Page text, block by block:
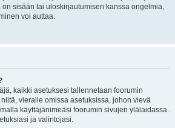
on sisään tai uloskirjautumisen kanssa ongelmia,
voi auttaa.
kaikki asetuksesi tallennetaan foorumin
vieraile omissa asetuksissa, johon vievä
käyttäjänimeäsi foorumin sivujen ylälaidassa.
ja valintojasi.